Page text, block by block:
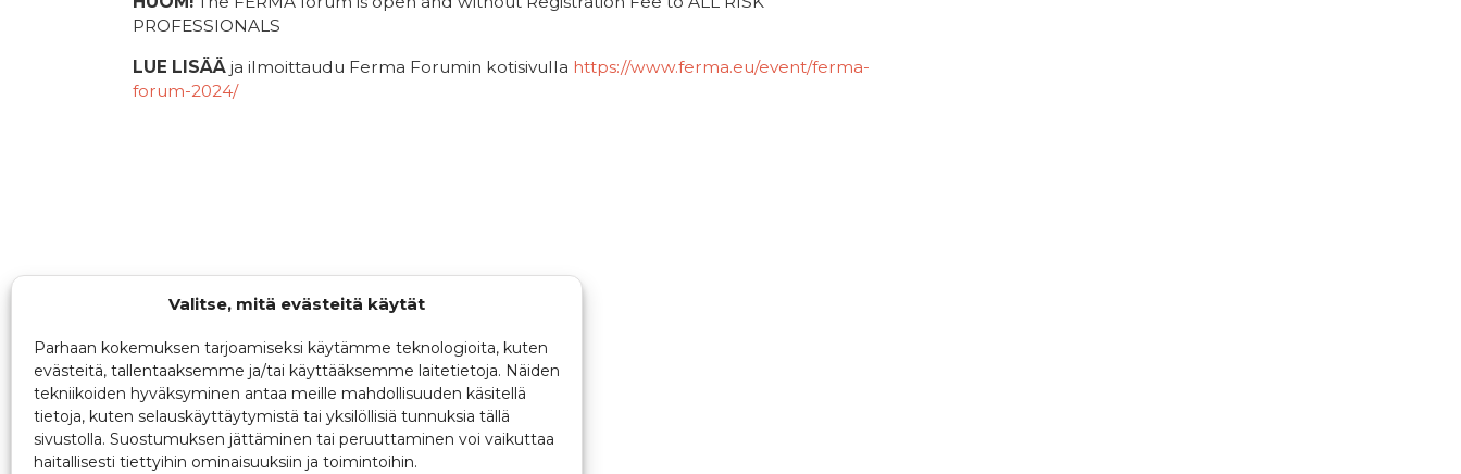
Valitse, mitä evästeitä käytät
Parhaan kokemuksen tarjoamiseksi käytämme teknologioita, kuten
evästeitä, tallentaaksemme ja/tai käyttääksemme laitetietoja. Näiden
tekniikoiden hyväksyminen antaa meille mahdollisuuden käsitellä
tietoja, kuten selauskäyttäytymistä tai yksilöllisiä tunnuksia tällä
sivustolla. Suostumuksen jättäminen tai peruuttaminen voi vaikuttaa
haitallisesti tiettyihin ominaisuuksiin ja toimintoihin.
PROFESSIONALS
LUE LISÄÄ ja ilmoittaudu Ferma Forumin kotisivulla https://www.ferma.eu/event/ferma-
forum-2024/